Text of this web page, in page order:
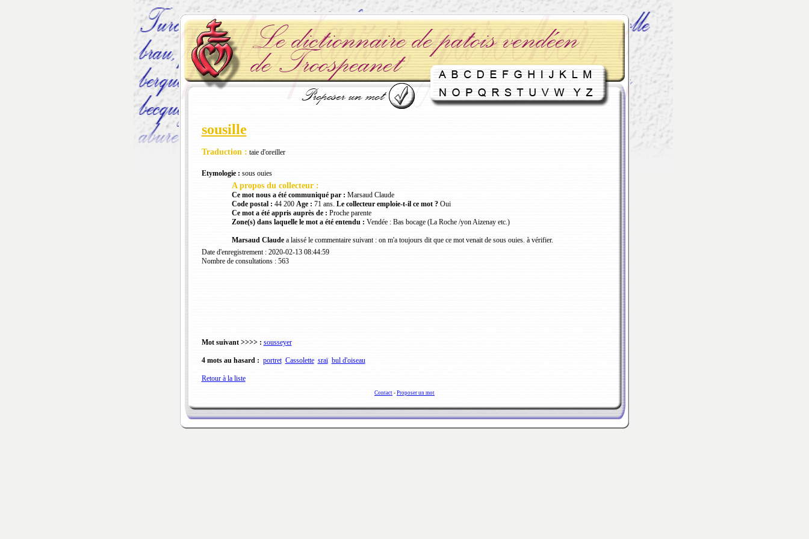
sousille
Traduction : taie d'oreiller
Etymologie : sous ouies
A propos du collecteur :
Ce mot nous a été communiqué par : Marsaud Claude
Code postal : 44 200 Age : 71 ans. Le collecteur emploie-t-il ce mot ?Oui
Ce mot a été appris auprès de : Proche parente
Zone(s) dans laquelle le mot a été entendu : Vendée : Bas bocage (La Roche /yon Aizenay etc.)
Marsaud Claudea laissé le commentaire suivant : on m'a toujours dit que ce mot venait de sous ouies. à vérifier.
Date d'enregistrement : 2020-02-13 08:44:59
Nombre de consultations : 563
Mot suivant >>>> : sousseyer
4 mots au hasard : portret Cassolette sraï bul d'oiseau
Retour à la liste
Contact - Proposer un mot